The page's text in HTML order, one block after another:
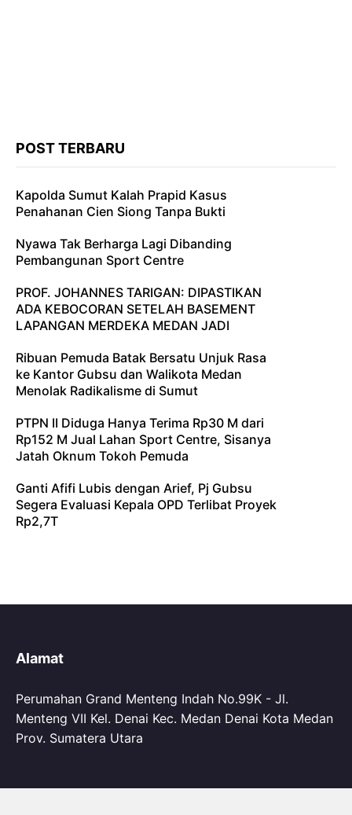
POST TERBARU
Kapolda Sumut Kalah Prapid Kasus
Penahanan Cien Siong Tanpa Bukti
Nyawa Tak Berharga Lagi Dibanding
Pembangunan Sport Centre
PROF. JOHANNES TARIGAN: DIPASTIKAN
ADA KEBOCORAN SETELAH BASEMENT
LAPANGAN MERDEKA MEDAN JADI
Ribuan Pemuda Batak Bersatu Unjuk Rasa
ke Kantor Gubsu dan Walikota Medan
Menolak Radikalisme di Sumut
PTPN II Diduga Hanya Terima Rp30 M dari
Rp152 M Jual Lahan Sport Centre, Sisanya
Jatah Oknum Tokoh Pemuda
Ganti Afifi Lubis dengan Arief, Pj Gubsu
Segera Evaluasi Kepala OPD Terlibat Proyek
Rp2,7T
Alamat
Perumahan Grand Menteng Indah No.99K - Jl.
Menteng VII Kel. Denai Kec. Medan Denai Kota Medan
Prov. Sumatera Utara